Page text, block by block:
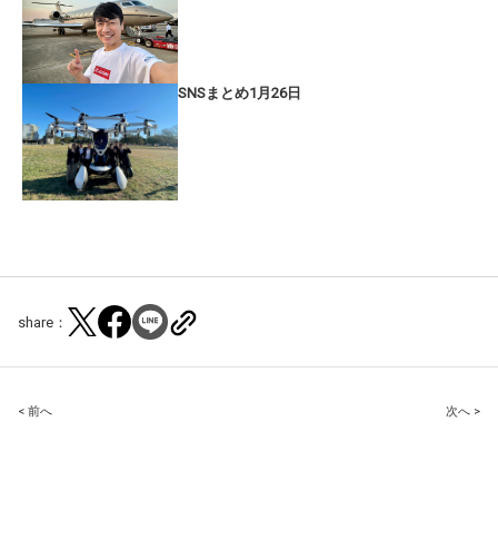
SNSまとめ1月26日
share：
Post
< 前へ 次へ >